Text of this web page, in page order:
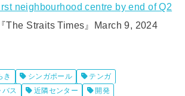
neighbourhood centre by end of Q2
The Straits Times』March 9, 2024
き シンガポール
テンガ
バス 近隣センター 開発